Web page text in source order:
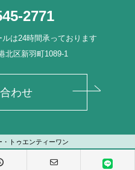
2771
は24時間承っております
北区新羽町1089-1
わせ
トゥエンティーワン